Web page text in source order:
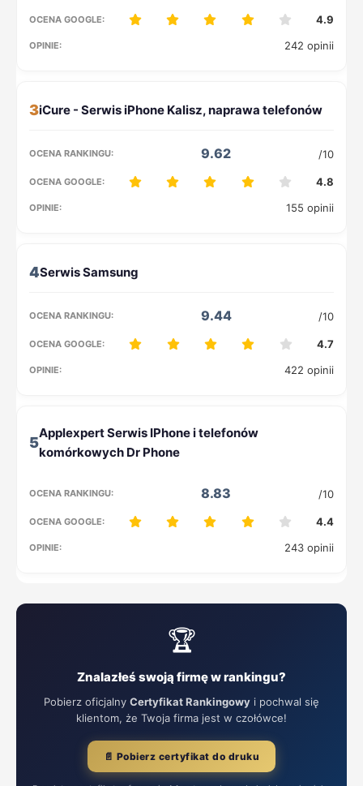
4.9
242 opinii
3
9.62 /10
4.8
155 opinii
4
9.44 /10
4.7
422 opinii
5
8.83 /10
4.4
243 opinii
🏆
Znalazłeś swoją firmę w rankingu?
Pobierz oficjalny Certyfikat Rankingowy i pochwal się
klientom, że Twoja firma jest w czołówce!
📄 Pobierz certyfikat do druku